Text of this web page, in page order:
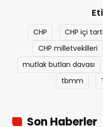
CHP CHP içi
CHP milletvekilleri
mutlak butlan davası
tbmm
Son Haberler